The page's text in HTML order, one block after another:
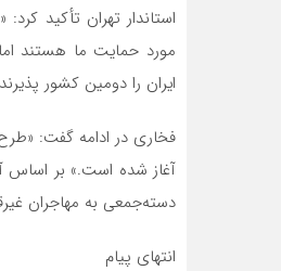
استاندار تهران تأکید
ایران را دومین کشور
فخاری در ادامه گفت:
دسته‌جمعی به مهاجران
انتهای پیام